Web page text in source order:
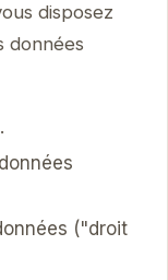
disposez
données
("droit